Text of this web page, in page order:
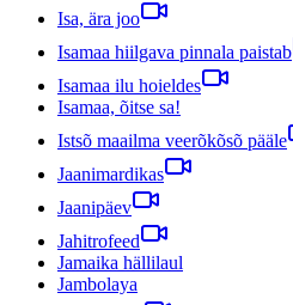
Isa, ära joo
Isamaa hiilgava pinnala paistab
Isamaa ilu hoieldes
Isamaa, õitse sa!
Istsõ maailma veerõkõsõ pääle
Jaanimardikas
Jaanipäev
Jahitrofeed
Jamaika hällilaul
Jambolaya